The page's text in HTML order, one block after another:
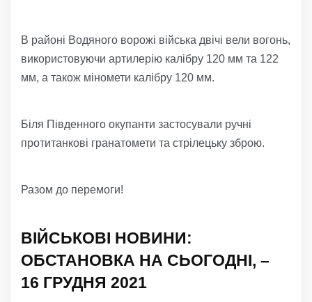
В районі Водяного ворожі війська двічі вели вогонь,
використовуючи артилерію калібру 120 мм та 122
мм, а також міномети калібру 120 мм.
Біля Південного окупанти застосували ручні
протитанкові гранатомети та стрілецьку зброю.
Разом до перемоги!
ВІЙСЬКОВІ НОВИНИ:
ОБСТАНОВКА НА СЬОГОДНІ, –
16 ГРУДНЯ 2021